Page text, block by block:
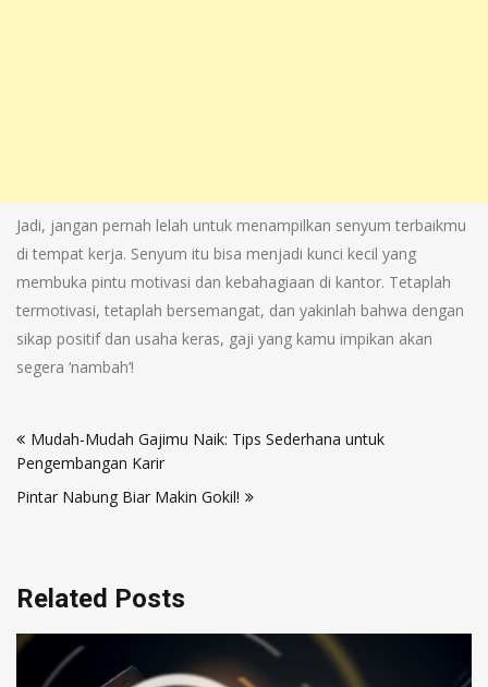
Jadi, jangan pernah lelah untuk menampilkan senyum terbaikmu
di tempat kerja. Senyum itu bisa menjadi kunci kecil yang
membuka pintu motivasi dan kebahagiaan di kantor. Tetaplah
termotivasi, tetaplah bersemangat, dan yakinlah bahwa dengan
sikap positif dan usaha keras, gaji yang kamu impikan akan
segera ‘nambah’!
pos
Mudah-Mudah Gajimu Naik: Tips Sederhana untuk
Pengembangan Karir
Pintar Nabung Biar Makin Gokil!
Related Posts